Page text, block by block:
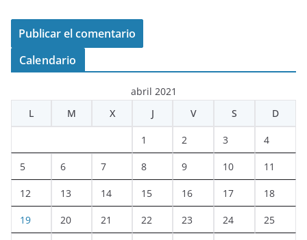
Calendario
abril 2021
L
M X J V S D
1 2 3 4
5 6 7 8 9 10 11
12 13 14 15 16 17 18
19 20 21 22 23 24 25